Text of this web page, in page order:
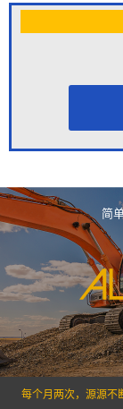
简
每个月两次，源源不